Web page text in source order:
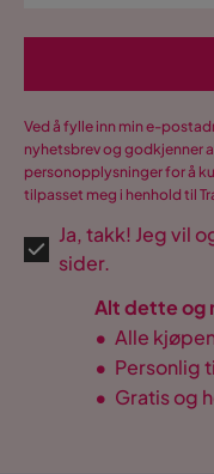
Ved å fylle inn min e-
nyhetsbrev og godkjenner
personopplysninger for å
tilpasset meg i henhold til
Ja, takk! Jeg vil
sider.
Alt dette og
• Alle
• Personlig
• Gratis og